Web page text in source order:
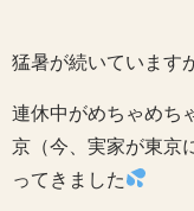
猛暑が続いています
連休中がめちゃめち
京（今、実家が東京
ってきました